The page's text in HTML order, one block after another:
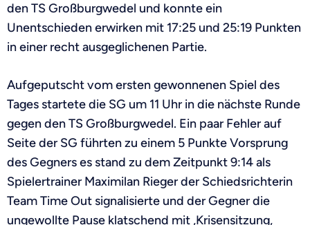
den TS Großburgwedel und konnte ein
Unentschieden erwirken mit 17:25 und 25:19 Punkten
in einer recht ausgeglichenen Partie.
Aufgeputscht vom ersten gewonnenen Spiel des
Tages startete die SG um 11 Uhr in die nächste Runde
gegen den TS Großburgwedel. Ein paar Fehler auf
Seite der SG führten zu einem 5 Punkte Vorsprung
des Gegners es stand zu dem Zeitpunkt 9:14 als
Spielertrainer Maximilan Rieger der Schiedsrichterin
Team Time Out signalisierte und der Gegner die
ungewollte Pause klatschend mit „Krisensitzung,